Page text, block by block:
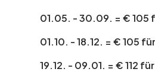
01.05. - 30.09. = € 105
01.10. - 18.12. = € 105
19.12. - 09.01. = € 112